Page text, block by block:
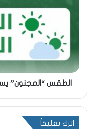
الطقس “المجنون”
اترك تعليقاً